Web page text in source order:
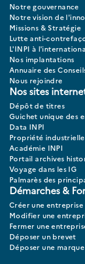
Notre gouvernance
Notre vision de
Missions & Stratégie
Lutte anti-
L'INPI à
Nos implantations
Annuaire des
Nous rejoindre
Nos sites
Dépôt de titres
Guichet unique des
Data INPI
Propriété
Académie INPI
Portail archives
Voyage dans les IG
Palmarès des
Démarches &
Créer une entreprise
Modifier une
Fermer une
Déposer un brevet
Déposer une marque